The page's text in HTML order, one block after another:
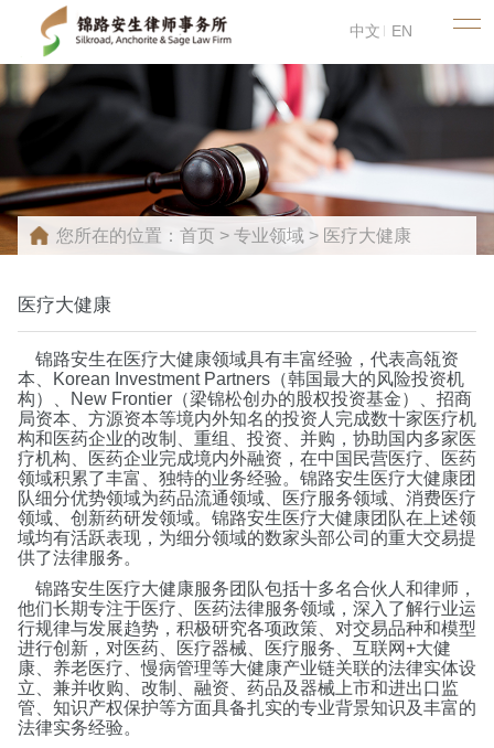
中文 EN
您所在的位置：首页 >专业领域 > 医疗大健康
医疗大健康
锦路安生在医疗大健康领域具有丰富经验，代表高瓴资
本、
Korean Investment Partners（韩国最大的风险投资机
构）、
New Frontier（梁锦松创办的股权投资基金）、招商
局资本、方源资本等境内外知名的投资人完成数十家医疗机
构和医药企业的改制、重组、投资、并购，协助国内多家医
疗机构、医药企业完成境内外融资，在中国民营医疗、医药
领域积累了丰富、独特的业务经验。锦路安生医疗大健康团
队细分优势领域为药品流通领域、医疗服务领域、消费医疗
领域、创新药研发领域。锦路安生医疗大健康团队在上述领
域均有活跃表现，为细分领域的数家头部公司的重大交易提
供了法律服务。
锦路安生医疗大健康服务团队包括十多名合伙人和律师，
他们长期专注于医疗、医药法律服务领域，深入了解行业运
行规律与发展趋势，积极研究各项政策、对交易品种和模型
进行创新，对医药、医疗器械、医疗服务、互联网+大健
康、养老医疗、慢病管理等大健康产业链关联的法律实体设
立、兼并收购、改制、融资、药品及器械上市和进出口监
管、知识产权保护等方面具备扎实的专业背景知识及丰富的
法律实务经验。